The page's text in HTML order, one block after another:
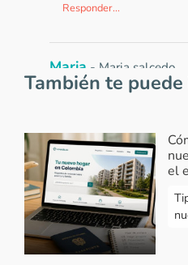
Responder...
Maria - Maria salcedo
2022-04-27 07:13:50
cancelar algo por sus
los tramites
Responder...
Vivendo-Respuesta
2022-04-27 07:59:56
También te
el